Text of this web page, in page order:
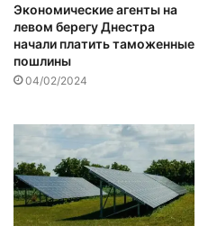
Экономические агенты на
левом берегу Днестра
начали платить таможенные
пошлины
04/02/2024